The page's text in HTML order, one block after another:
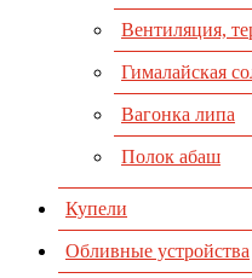
Вентиляция,
Гималайская
Вагонка липа
Полок абаш
Купели
Обливные устройства